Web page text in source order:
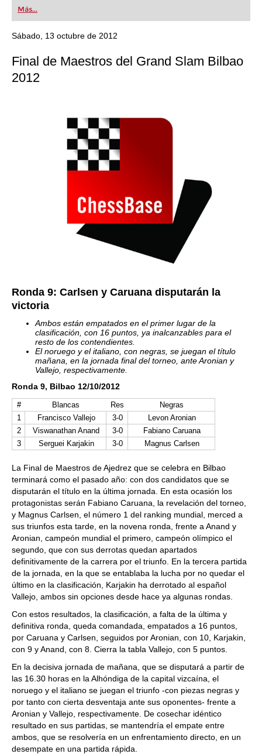
first steps into the world of club chess, or already
playing at a tournament level: with FRITZ, you can
train more efficiently, intelligently and with a
more personalised approach than ever before.
Más...
Sábado, 13 octubre de 2012
Final de Maestros del Grand Slam Bilbao
2012
Ronda 9: Carlsen y Caruana disputarán la
victoria
Ambos están empatados en el primer lugar de la
clasificación, con 16 puntos, ya inalcanzables para el
resto de los contendientes.
El noruego y el italiano, con negras, se juegan el título
mañana, en la jornada final del torneo, ante Aronian y
Vallejo, respectivamente.
Ronda 9, Bilbao 12/10/2012
# Blancas Res
Negras
1
Francisco Vallejo 3-0
Levon Aronian
2
Viswanathan Anand 3-0
Fabiano Caruana
3
Serguei Karjakin 3-0 Magnus Carlsen
La Final de Maestros de Ajedrez que se celebra en Bilbao
terminará como el pasado año: con dos candidatos que se
disputarán el título en la última jornada. En esta ocasión los
protagonistas serán Fabiano Caruana, la revelación del torneo,
y Magnus Carlsen, el número 1 del ranking mundial, merced a
sus triunfos esta tarde, en la novena ronda, frente a Anand y
Aronian, campeón mundial el primero, campeón olímpico el
segundo, que con sus derrotas quedan apartados
definitivamente de la carrera por el triunfo. En la tercera partida
de la jornada, en la que se entablaba la lucha por no quedar el
último en la clasificación, Karjakin ha derrotado al español
Vallejo, ambos sin opciones desde hace ya algunas rondas.
Con estos resultados, la clasificación, a falta de la última y
definitiva ronda, queda comandada, empatados a 16 puntos,
por Caruana y Carlsen, seguidos por Aronian, con 10, Karjakin,
con 9 y Anand, con 8. Cierra la tabla Vallejo, con 5 puntos.
En la decisiva jornada de mañana, que se disputará a partir de
las 16.30 horas en la Alhóndiga de la capital vizcaína, el
noruego y el italiano se juegan el triunfo -con piezas negras y
por tanto con cierta desventaja ante sus oponentes- frente a
Aronian y Vallejo, respectivamente. De cosechar idéntico
resultado en sus partidas, se mantendría el empate entre
ambos, que se resolvería en un enfrentamiento directo, en un
desempate en una partida rápida.